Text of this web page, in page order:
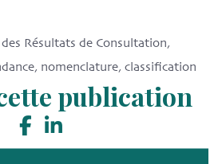
Résultats de Consultation,
nomenclature, classification
publication